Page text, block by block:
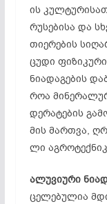
ის
რუ­სე­ბი­სა და
თი­ერ­ებ­ის
ცუ­დი
ნი­ად­აგ­ებ­ის
როა
დე­რა­ტე­ბის
მის მართვა,
ლი
ალუვიური ნი
ცე­ლე­ბუ­ლია